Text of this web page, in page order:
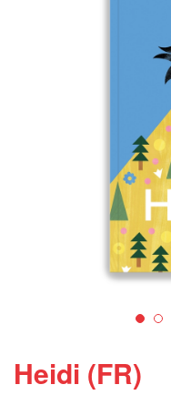
Heidi (FR)